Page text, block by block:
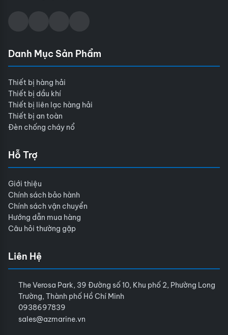
Danh Mục Sản Phẩm
Thiết bị hàng hải
Thiết bị dầu khí
Thiết bị liên lạc hàng hải
Thiết bị an toàn
Đèn chống cháy nổ
Hỗ Trợ
Giới thiệu
Chính sách bảo hành
Chính sách vận chuyển
Hướng dẫn mua hàng
Câu hỏi thường gặp
Liên Hệ
The Verosa Park, 39 Đường số 10, Khu phố 2, Phường Long
Trường, Thành phố Hồ Chí Minh
0938697839
sales@azmarine.vn